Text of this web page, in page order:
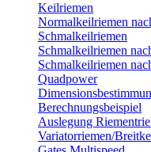
Keilriemen
Normalkeilriemen
Schmalkeilriemen
Schmalkeilriemen
Schmalkeilriemen
Quadpower
Berechnungsbeispiel
Auslegung
Variatorriemen/